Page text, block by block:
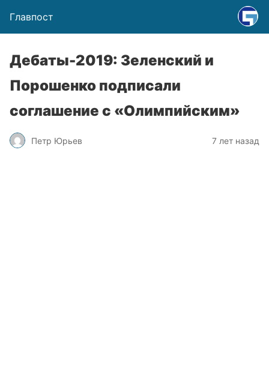
Главпост
Дебаты-2019: Зеленский и
Порошенко подписали
соглашение с «Олимпийским»
Петр Юрьев 7 лет назад